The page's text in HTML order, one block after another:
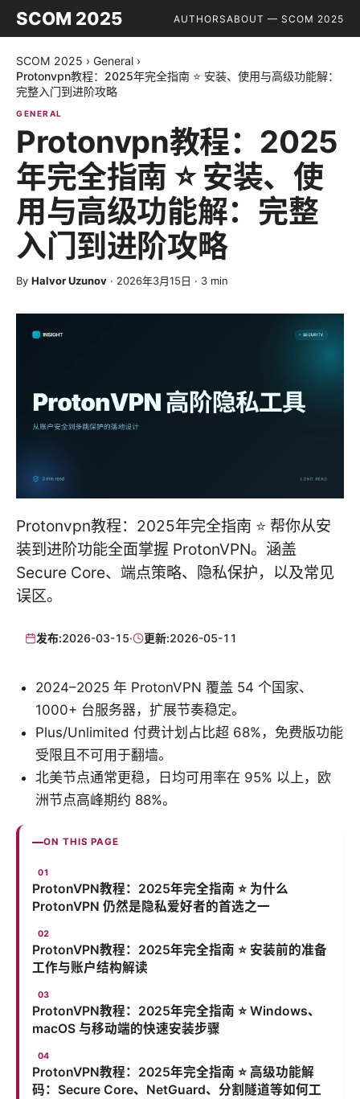
SCOM 2025 AUTHORSABOUT — SCOM 2025
SCOM 2025 › General ›
Protonvpn教程：2025年完全指南 ⭐ 安装、使用与高级功能解：
完整入门到进阶攻略
GENERAL
Protonvpn教程：2025
年完全指南 ⭐ 安装、使
用与高级功能解：完整
入门到进阶攻略
By Halvor Uzunov · 2026年3月15日 · 3 min
Protonvpn教程：2025年完全指南 ⭐ 帮你从安
装到进阶功能全面掌握 ProtonVPN。涵盖
Secure Core、端点策略、隐私保护，以及常见
误区。
发布:2026-03-15· 更新:2026-05-11
2024–2025 年 ProtonVPN 覆盖 54 个国家、
1000+ 台服务器，扩展节奏稳定。
Plus/Unlimited 付费计划占比超 68%，免费版功能
受限且不可用于翻墙。
北美节点通常更稳，日均可用率在 95% 以上，欧
洲节点高峰期约 88%。
ON THIS PAGE
ProtonVPN教程：2025年完全指南 ⭐ 为什么
ProtonVPN 仍然是隐私爱好者的首选之一
ProtonVPN教程：2025年完全指南 ⭐ 安装前的准备
工作与账户结构解读
ProtonVPN教程：2025年完全指南 ⭐ Windows、
macOS 与移动端的快速安装步骤
ProtonVPN教程：2025年完全指南 ⭐ 高级功能解
码：Secure Core、NetGuard、分割隧道等如何工